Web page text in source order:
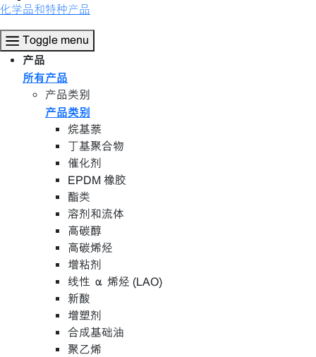
化学品和特种产品
Toggle menu
产品
所有产品
产品类别
产品类别
烷基萘
丁基聚合物
催化剂
EPDM 橡胶
酯类
溶剂和流体
高碳醇
高碳烯烃
增粘剂
线性 α 烯烃 (LAO)
新酸
增塑剂
合成基础油
聚乙烯